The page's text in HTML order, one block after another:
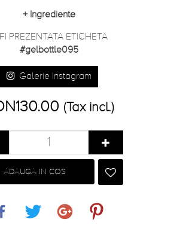
+ Ingrediente
PREZENTATA ETICHETA
#gelbottle095
Galerie Instagram
(Tax incl.)
ADAUGA IN COS